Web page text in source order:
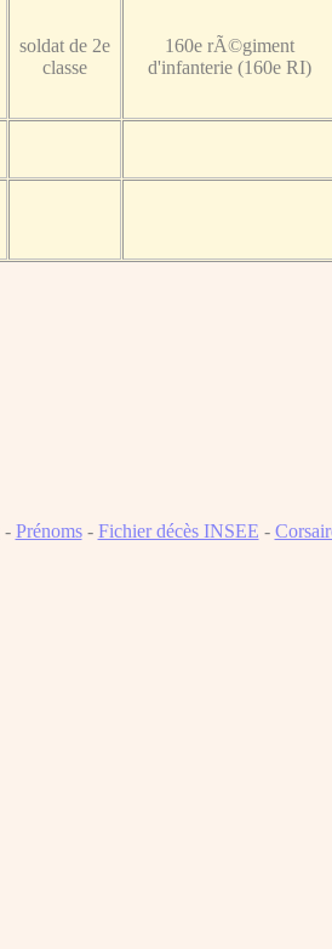
soldat de 2e
classe
160e rÃ©giment
d'infanterie (160e RI)
- Prénoms- Fichier décès INSEE -